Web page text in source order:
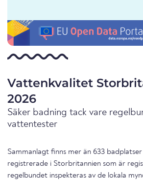
Vattenkvalitet
2026
Säker badning tack vare
vattentester
Sammanlagt finns mer än 633
registrerade i Storbritannien som är
regelbundet inspekteras av de lokala